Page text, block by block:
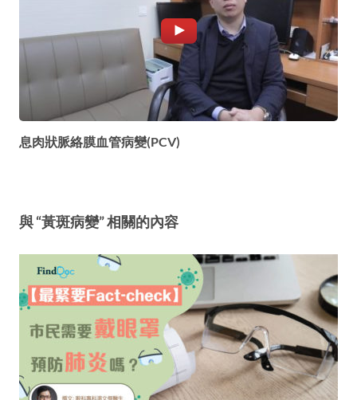
息肉狀脈絡膜血管病變(PCV)
與 “黃斑病變” 相關的內容